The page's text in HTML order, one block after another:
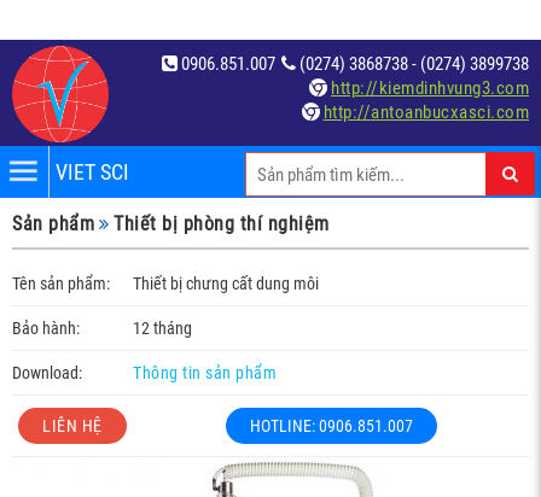
(0274) 3868738 - (0274) 3899738
0906.851.007
http://kiemdinhvung3.com
http://antoanbucxasci.com
VIET SCI
Sản phẩm Thiết bị phòng thí nghiệm
Tên sản phẩm: Thiết bị chưng cất dung môi
Bảo hành: 12 tháng
Download: Thông tin sản phẩm
LIÊN HỆ HOTLINE: 0906.851.007